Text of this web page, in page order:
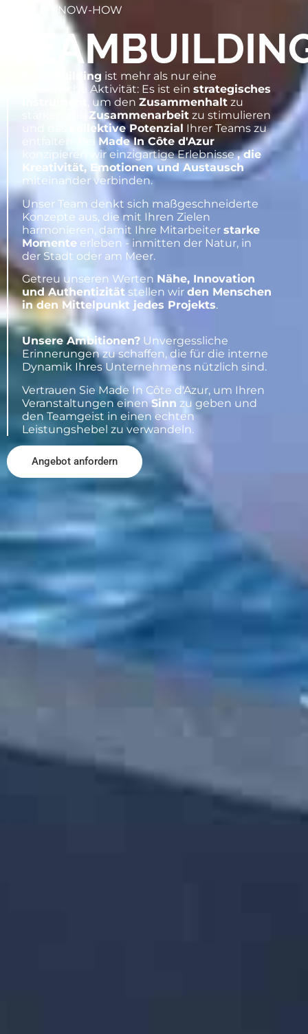
UNSER KNOW-HOW
Teambuilding ist mehr als nur eine
spielerische Aktivität: Es ist ein strategisches
, um den Zusammenhalt zu
Zusammenarbeit zu stimulieren
kollektive Potenzial Ihrer Teams zu
entfalten. BeiMade In Côte d'Azur
konzipieren wir einzigartige Erlebnisse, die
Kreativität, Emotionen und Austausch
miteinander verbinden.
Unser Team denkt sich maßgeschneiderte
Konzepte aus, die mit Ihren Zielen
harmonieren, damit Ihre Mitarbeiter starke
Momente erleben - inmitten der Natur, in
der Stadt oder am Meer.
Getreu unseren Werten Nähe, Innovation
und Authentizität stellen wir den Menschen
in den Mittelpunkt jedes Projekts.
Unsere Ambitionen? Unvergessliche
Erinnerungen zu schaffen, die für die interne
Dynamik Ihres Unternehmens nützlich sind.
Vertrauen Sie Made In Côte d'Azur, um Ihren
Veranstaltungen einenSinn zu geben und
den Teamgeist in einen echten
Leistungshebel zu verwandeln.
Angebot anfordern